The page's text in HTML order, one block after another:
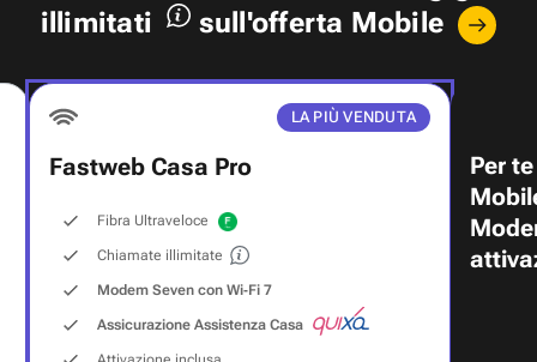
illimitati
sull'offerta Mobile
LA PIÙ VENDUTA
Fastweb Casa Pro
Fibra Ultraveloce
Chiamate illimitate
Modem Seven con Wi‑Fi 7
Assicurazione Assistenza Casa
Per